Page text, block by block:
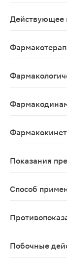
Действующее
Показания
Способ
Побочные